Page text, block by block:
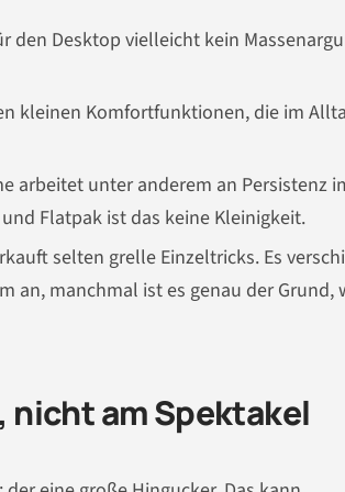
den Desktop vielleicht kein
kleinen Komfortfunktionen, die im
arbeitet unter anderem an Persistenz
Flatpak ist das keine Kleinigkeit.
selten grelle Einzeltricks. Es
an, manchmal ist es genau der Grund,
nicht am Spektakel